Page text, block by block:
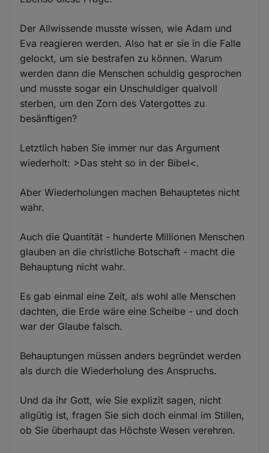
Der Allwissende musste wissen, wie Adam und
Eva reagieren werden. Also hat er sie in die Falle
gelockt, um sie bestrafen zu können. Warum
werden dann die Menschen schuldig gesprochen
und musste sogar ein Unschuldiger qualvoll
sterben, um den Zorn des Vatergottes zu
besänftigen?
Letztlich haben Sie immer nur das Argument
wiederholt: >Das steht so in der Bibel<.
Aber Wiederholungen machen Behauptetes nicht
wahr.
Auch die Quantität - hunderte Millionen Menschen
glauben an die christliche Botschaft - macht die
Behauptung nicht wahr.
Es gab einmal eine Zeit, als wohl alle Menschen
dachten, die Erde wäre eine Scheibe - und doch
war der Glaube falsch.
Behauptungen müssen anders begründet werden
als durch die Wiederholung des Anspruchs.
Und da ihr Gott, wie Sie explizit sagen, nicht
allgütig ist, fragen Sie sich doch einmal im Stillen,
ob Sie überhaupt das Höchste Wesen verehren.